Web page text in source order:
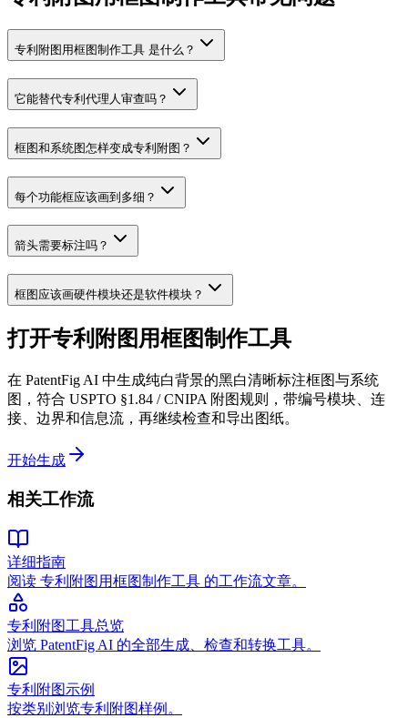
专利附图用框图制作工具 是什么？
它能替代专利代理人审查吗？
框图和系统图怎样变成专利附图？
每个功能框应该画到多细？
箭头需要标注吗？
框图应该画硬件模块还是软件模块？
打开专利附图用框图制作工具
在 PatentFig AI 中生成纯白背景的黑白清晰标注框图与系统
图，符合 USPTO §1.84 / CNIPA 附图规则，带编号模块、连
接、边界和信息流，再继续检查和导出图纸。
开始生成
相关工作流
详细指南
阅读 专利附图用框图制作工具 的工作流文章。
专利附图工具总览
浏览 PatentFig AI 的全部生成、检查和转换工具。
专利附图示例
按类别浏览专利附图样例。